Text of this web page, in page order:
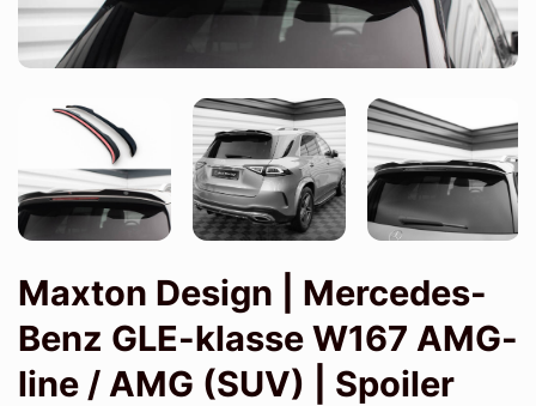
Maxton Design | Mercedes-
Benz GLE-klasse W167 AMG-
line / AMG (SUV) | Spoiler